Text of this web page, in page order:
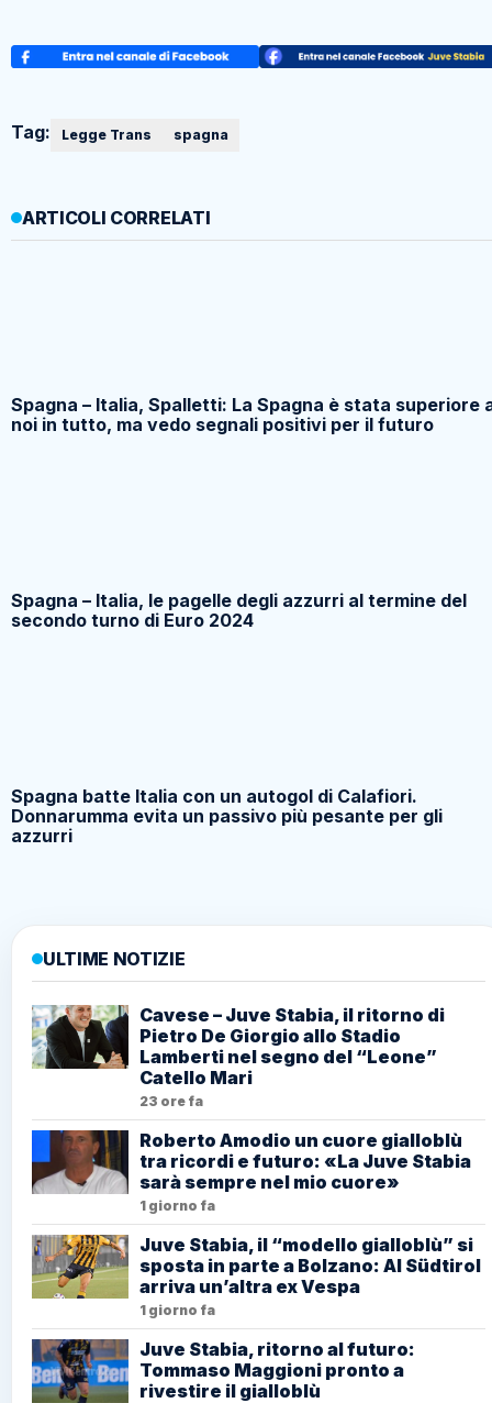
Tag: Legge Trans spagna
ARTICOLI CORRELATI
Spagna – Italia, Spalletti: La Spagna è stata superiore
noi in tutto, ma vedo segnali positivi per il futuro
Spagna – Italia, le pagelle degli azzurri al termine del
secondo turno di Euro 2024
Spagna batte Italia con un autogol di Calafiori.
Donnarumma evita un passivo più pesante per gli
azzurri
ULTIME NOTIZIE
Cavese – Juve Stabia, il ritorno di
Pietro De Giorgio allo Stadio
Lamberti nel segno del “Leone”
Catello Mari
23 ore fa
Roberto Amodio un cuore gialloblù
tra ricordi e futuro: «La Juve Stabia
sarà sempre nel mio cuore»
1 giorno fa
Juve Stabia, il “modello gialloblù” si
sposta in parte a Bolzano: Al Südtirol
arriva un’altra ex Vespa
1 giorno fa
Juve Stabia, ritorno al futuro:
Tommaso Maggioni pronto a
rivestire il gialloblù